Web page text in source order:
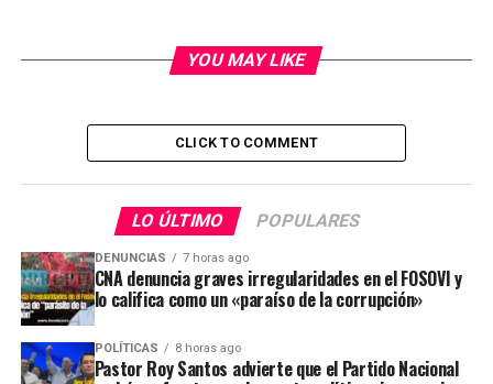
YOU MAY LIKE
CLICK TO COMMENT
LO ÚLTIMO POPULARES
DENUNCIAS 7 horas ago
CNA denuncia graves irregularidades en el FOSOVI y
lo califica como un «paraíso de la corrupción»
POLÍTICAS 8 horas ago
Pastor Roy Santos advierte que el Partido Nacional